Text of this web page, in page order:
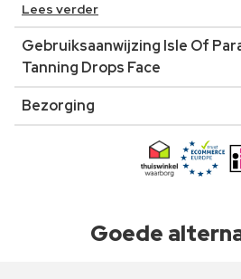
Lees verder
Gebruiksaanwijzing Isle Of
Tanning Drops Face
Bezorging
Goede